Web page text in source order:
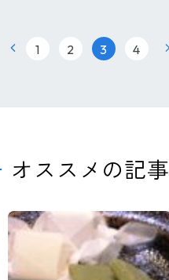
1 2 3 4
オススメの記事